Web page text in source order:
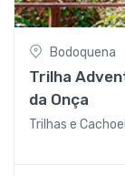
Bodoquena
Trilha
da Onça
Trilhas e